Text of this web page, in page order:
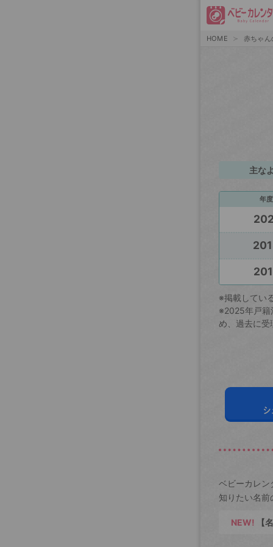
HOME 赤ちゃん
主な
年度
※掲載してい
※2025年戸籍
め、過去に受
シ
ベビーカレン
知りたい名
NEW! 【